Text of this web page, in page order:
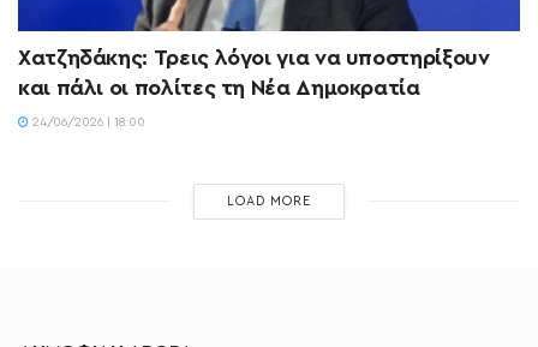
Χατζηδάκης: Τρεις λόγοι για να υποστηρίξουν
και πάλι οι πολίτες τη Νέα Δημοκρατία
24/06/2026 | 18:00
LOAD MORE